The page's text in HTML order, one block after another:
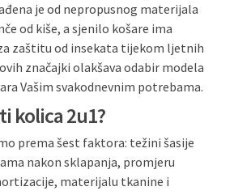
je od nepropusnog materijala
od kiše, a sjenilo košare ima
zaštitu od insekata tijekom ljetnih
značajki olakšava odabir modela
Vašim svakodnevnim potrebama.
kolica 2u1?
prema šest faktora: težini šasije
nakon sklapanja, promjeru
materijalu tkanine i